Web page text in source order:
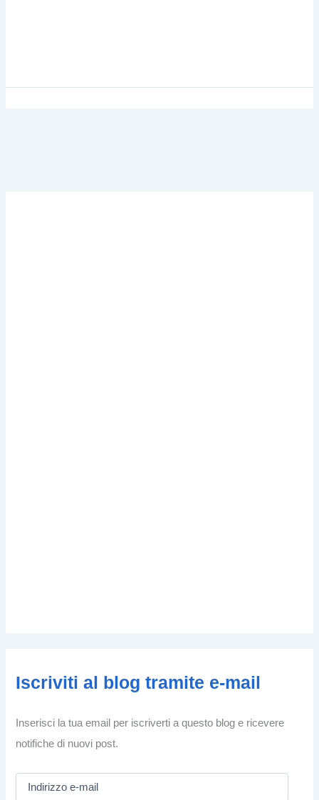
Iscriviti al blog tramite e-mail
Inserisci la tua email per iscriverti a questo blog e ricevere
notifiche di nuovi post.